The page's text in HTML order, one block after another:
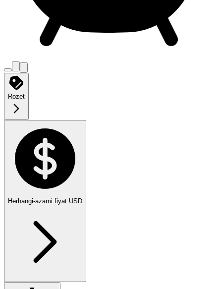
Rozet
Herhangi-azami fiyat USD